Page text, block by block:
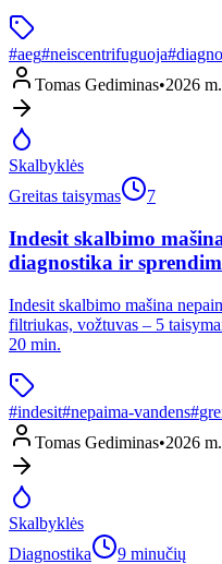
#aeg#neiscentrifuguoja#
Tomas Gediminas•2026
Skalbyklės
Greitas taisymas
7
Indesit skalbimo
diagnostika ir
Indesit skalbimo mašina
filtriukas, vožtuvas – 5
20 min.
#indesit#nepaima-vandens#
Tomas Gediminas•2026
Skalbyklės
Diagnostika
9 minučių